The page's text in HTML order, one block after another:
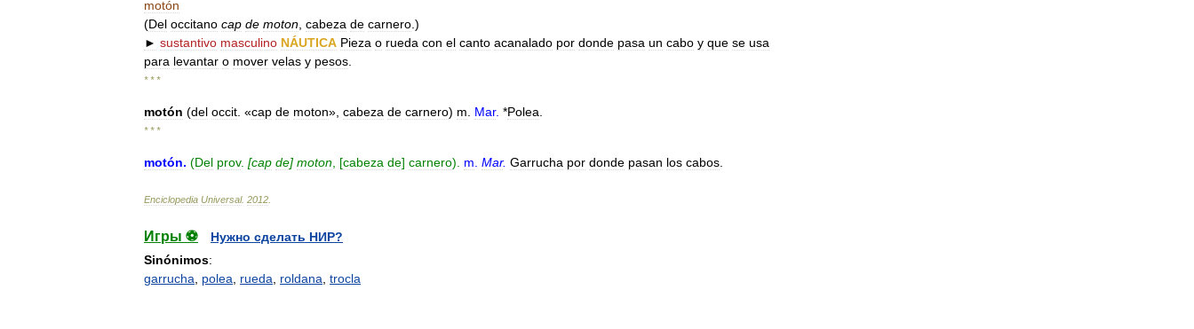
motón
(Del occitano cap de moton cabeza de carnero .)
► sustantivo masculino NÁUTICA Pieza o rueda con el canto acanalado por donde pasa un cabo y que se usa
para levantar o mover velas y pesos
* * *
motón (del occit . «cap de moton», cabeza de carnero) m Mar. *Polea
* * *
motón. (Del prov. [cap de] moton , [cabeza de] carnero). m Mar. Garrucha por donde pasan los cabos
Enciclopedia Universal. 2012
Игры ⚽
Нужно сделать НИР?
Sinónimos:
garrucha
polea rueda roldana trocla